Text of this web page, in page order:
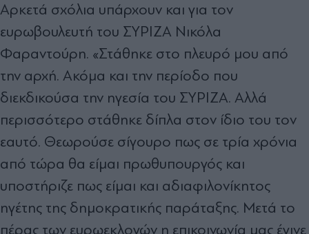
Αρκετά σχόλια υπάρχουν και για τον
ευρωβουλευτή του ΣΥΡΙΖΑ Νικόλα
Φαραντούρη. «Στάθηκε στο πλευρό μου από
την αρχή. Ακόμα και την περίοδο που
διεκδικούσα την ηγεσία του ΣΥΡΙΖΑ. Αλλά
περισσότερο στάθηκε δίπλα στον ίδιο του τον
εαυτό. Θεωρούσε σίγουρο πως σε τρία χρόνια
από τώρα θα είμαι πρωθυπουργός και
υποστήριζε πως είμαι και αδιαφιλονίκητος
ηγέτης της δημοκρατικής παράταξης. Μετά το
πέρας των ευρωεκλογών η επικοινωνία μας έγινε